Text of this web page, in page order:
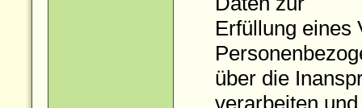
Erfüllung eines
über die
verarbeiten und